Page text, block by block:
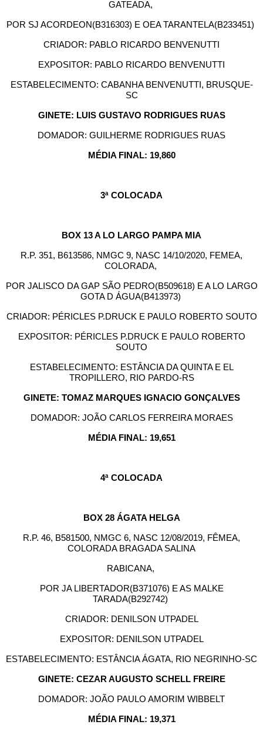
GATEADA,
POR SJ ACORDEON(B316303) E OEA TARANTELA(B233451)
CRIADOR: PABLO RICARDO BENVENUTTI
EXPOSITOR: PABLO RICARDO BENVENUTTI
ESTABELECIMENTO: CABANHA BENVENUTTI, BRUSQUE-
SC
GINETE: LUIS GUSTAVO RODRIGUES RUAS
DOMADOR: GUILHERME RODRIGUES RUAS
MÉDIA FINAL: 19,860
3ª COLOCADA
BOX 13 A LO LARGO PAMPA MIA
R.P. 351, B613586, NMGC 9, NASC 14/10/2020, FEMEA,
COLORADA,
POR JALISCO DA GAP SÃO PEDRO(B509618) E A LO LARGO
GOTA D ÁGUA(B413973)
CRIADOR: PÉRICLES P.DRUCK E PAULO ROBERTO SOUTO
EXPOSITOR: PÉRICLES P.DRUCK E PAULO ROBERTO
SOUTO
ESTABELECIMENTO: ESTÂNCIA DA QUINTA E EL
TROPILLERO, RIO PARDO-RS
GINETE: TOMAZ MARQUES IGNACIO GONÇALVES
DOMADOR: JOÃO CARLOS FERREIRA MORAES
MÉDIA FINAL: 19,651
4ª COLOCADA
BOX 28 ÁGATA HELGA
R.P. 46, B581500, NMGC 6, NASC 12/08/2019, FÊMEA,
COLORADA BRAGADA SALINA
RABICANA,
POR JA LIBERTADOR(B371076) E AS MALKE
TARADA(B292742)
CRIADOR: DENILSON UTPADEL
EXPOSITOR: DENILSON UTPADEL
ESTABELECIMENTO: ESTÂNCIA ÁGATA, RIO NEGRINHO-SC
GINETE: CEZAR AUGUSTO SCHELL FREIRE
DOMADOR: JOÃO PAULO AMORIM WIBBELT
MÉDIA FINAL: 19,371